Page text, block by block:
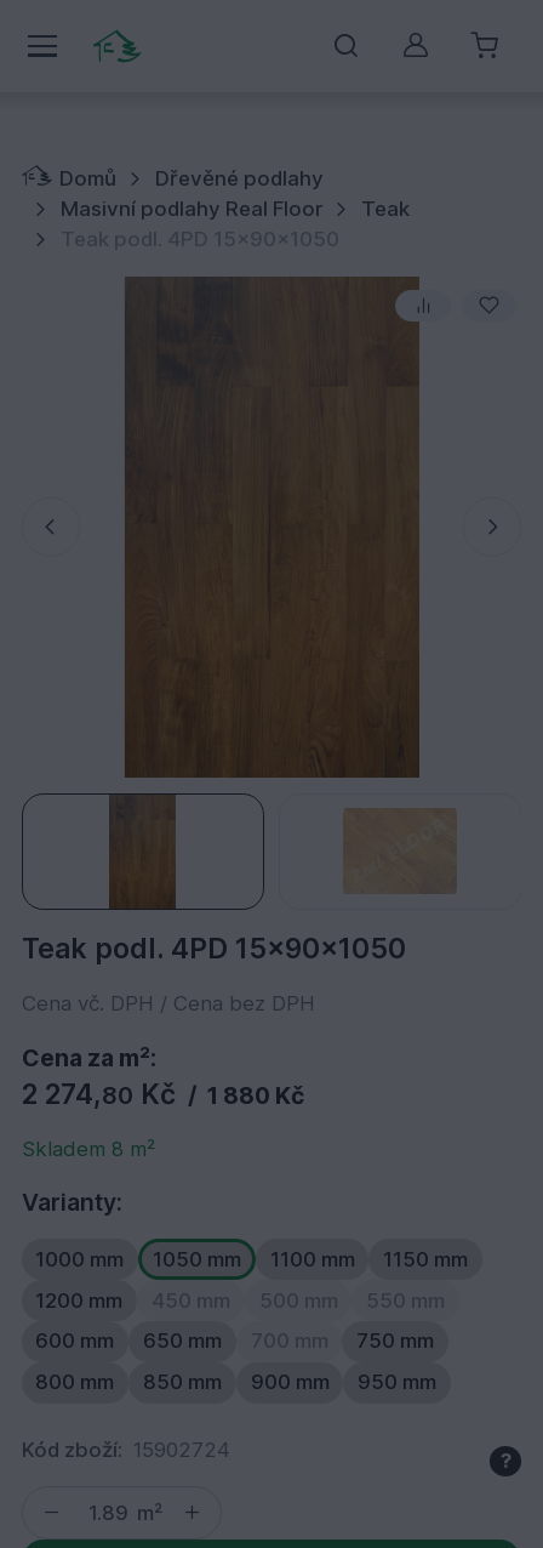
Můj účet
Domů
Dřevěné podlahy
Masivní podlahy Real Floor
Teak
Teak podl. 4PD 15x90x1050
Teak podl. 4PD 15x90x1050
Cena vč. DPH / Cena bez DPH
Cena za m²:
2 274,80 Kč / 1 880 Kč
Skladem 8 m²
Varianty:
1000 mm 1050 mm 1100 mm
1150 mm
1200 mm
450 mm 500 mm
550 mm
600 mm
650 mm 700 mm
750 mm
800 mm
850 mm 900 mm 950 mm
Kód zboží: 15902724 ?
m²